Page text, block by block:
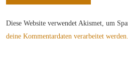
Diese Website verwendet Akismet, um
deine Kommentardaten verarbeitet werden.